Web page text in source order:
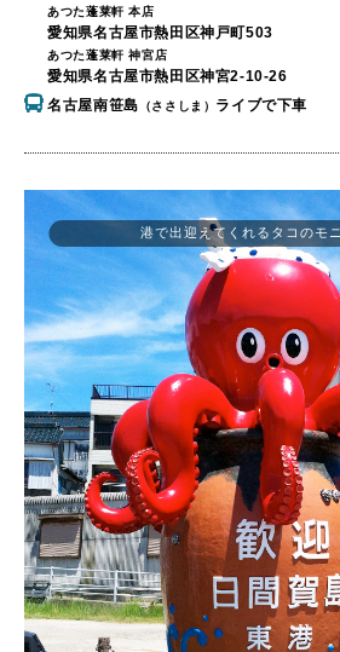
あつた蓬莱軒 本店
愛知県名古屋市熱田区神戸町503
あつた蓬莱軒 神宮店
愛知県名古屋市熱田区神宮2-10-26
名古屋南笹島 （ささしま） ライブで下車
港で出迎えてくれるタコのモ